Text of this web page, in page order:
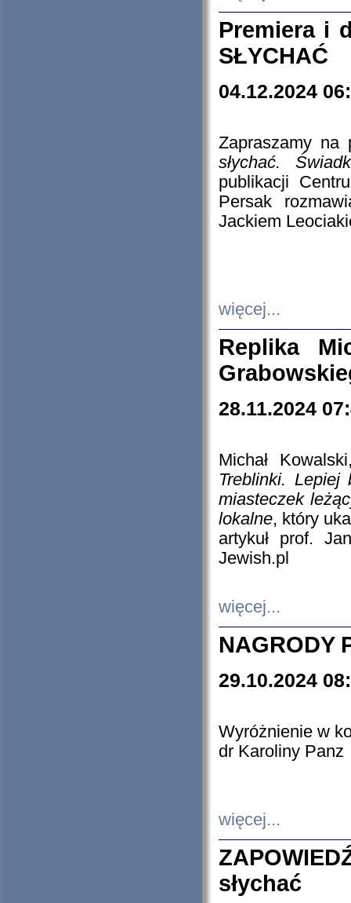
Premiera i
SŁYCHAĆ
04.12.2024
Zapraszamy
słychać.
publikacji
Persak
Jackiem
więcej...
Replika
28.11.2024
Michał
Treblinki. Lepiej
miasteczek
lokalne, który
artykuł prof.
Jewish.pl
więcej...
NAGRODY
29.10.2024
Wyróżnienie w
dr Karoliny Panz
więcej...
słychać